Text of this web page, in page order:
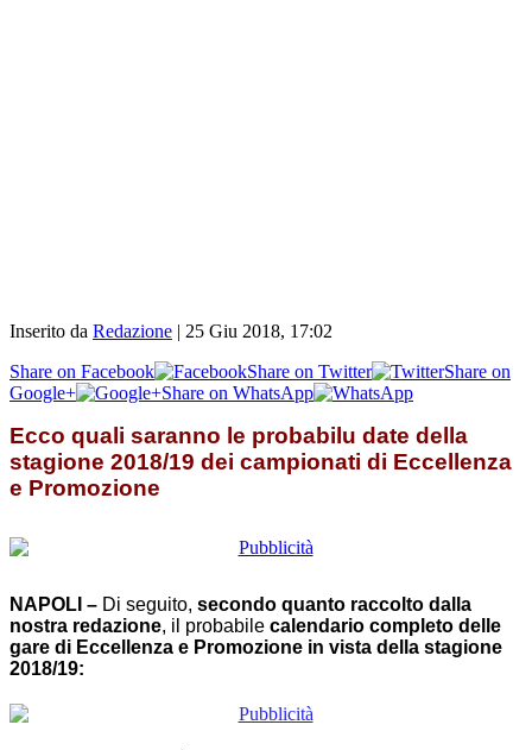
Google+
Share on WhatsApp
stagione 2018/19 dei campionati di Eccellenza
e Promozione
nostra redazione, il probabilecalendario completo delle
gare di Eccellenza e Promozione in vista della stagione
2018/19: